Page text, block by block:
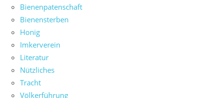
Bienenpatenschaft
Bienensterben
Honig
Imkerverein
Literatur
Nützliches
Tracht
Völkerführung